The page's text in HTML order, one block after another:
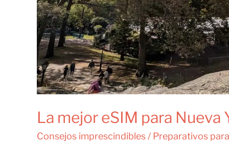
La mejor eSIM para
Consejos imprescindibles / Preparativos